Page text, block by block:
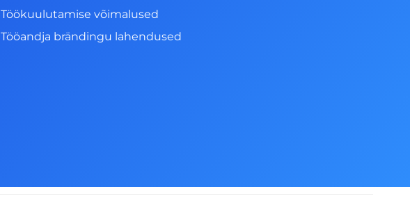
Töökuulutamise võimalused
Tööandja brändingu lahendused